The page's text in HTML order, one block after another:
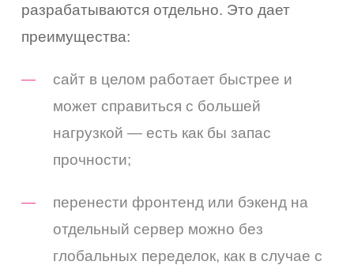
разрабатываются отдельно. Это дает
преимущества:
сайт в целом работает быстрее и
может справиться с большей
нагрузкой — есть как бы запас
прочности;
перенести фронтенд или бэкенд на
отдельный сервер можно без
глобальных переделок, как в случае с